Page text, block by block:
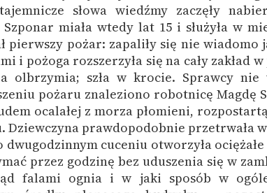
słowa wiedźmy zaczęły
Szponar miała wtedy lat 15 i służyła w
pierwszy pożar: zapaliły się nie wiadomo
i pożoga rozszerzyła się na cały zakład
olbrzymia; szła w krocie. Sprawcy nie
pożaru znaleziono robotnicę Magdę
ocalałej z morza płomieni,
Dziewczyna prawdopodobnie przetrwała
cuceniu otworzyła
przez godzinę bez uduszenia się w
falami ognia i w jaki sposób w